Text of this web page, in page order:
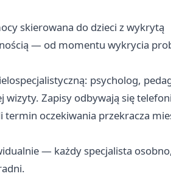
skierowana do dzieci z wykrytą
— od momentu wykrycia
psycholog,
Zapisy odbywają się
termin oczekiwania przekracza
— każdy specjalista